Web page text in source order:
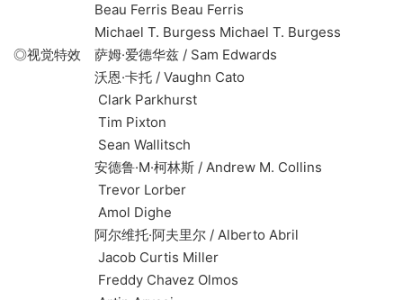
Beau Ferris Beau Ferris
Michael T. Burgess Michael T. Burgess
◎视觉特效 萨姆·爱德华兹 / Sam Edwards
沃恩·卡托 / Vaughn Cato
Clark Parkhurst
Tim Pixton
Sean Wallitsch
安德鲁·M·柯林斯 / Andrew M. Collins
Trevor Lorber
Amol Dighe
阿尔维托·阿夫里尔 / Alberto Abril
Jacob Curtis Miller
Freddy Chavez Olmos